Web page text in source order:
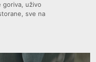
goriva, uživo
sve na